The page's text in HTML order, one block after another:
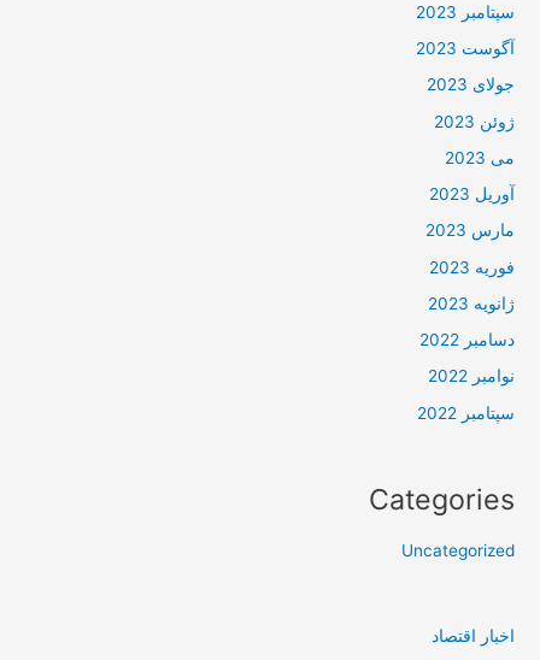
سپتامبر 2023
آگوست 2023
جولای 2023
ژوئن 2023
می 2023
آوریل 2023
مارس 2023
فوریه 2023
ژانویه 2023
دسامبر 2022
نوامبر 2022
سپتامبر 2022
Categories
Uncategorized
اخبار اقتصاد